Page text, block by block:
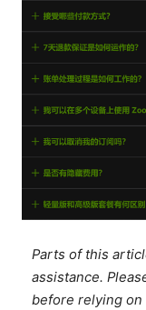
Parts of this
assistance.
before relying on